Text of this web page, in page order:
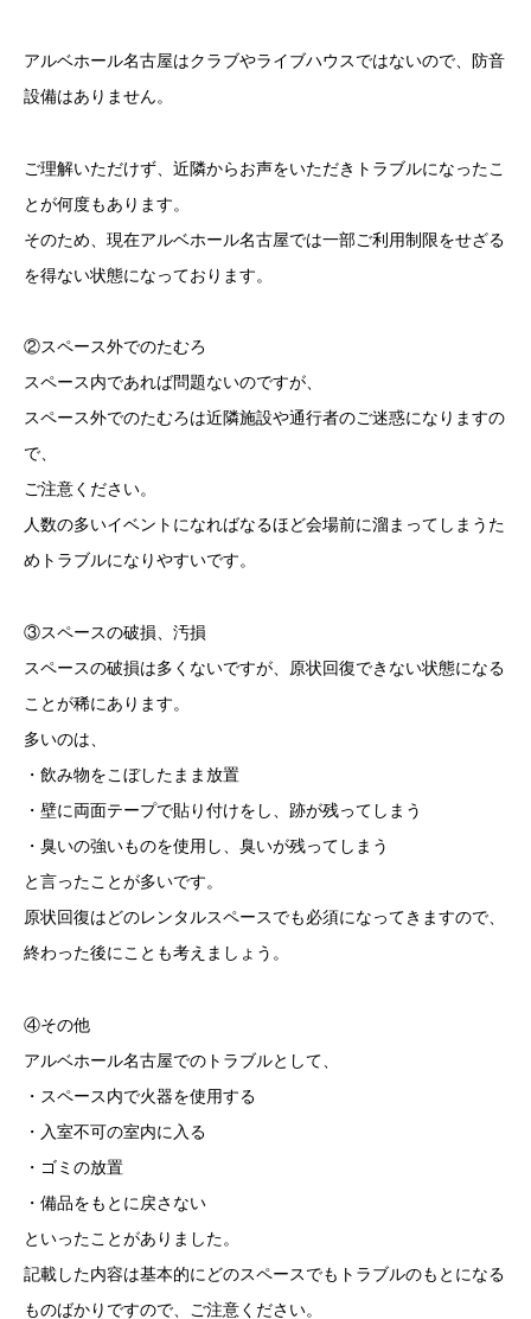
アルベホール名古屋はクラブやライブハウスではないので、防音
設備はありません。
ご理解いただけず、近隣からお声をいただきトラブルになったこ
とが何度もあります。
そのため、現在アルベホール名古屋では一部ご利用制限をせざる
を得ない状態になっております。
②スペース外でのたむろ
スペース内であれば問題ないのですが、
スペース外でのたむろは近隣施設や通行者のご迷惑になりますの
で、
ご注意ください。
人数の多いイベントになればなるほど会場前に溜まってしまうた
めトラブルになりやすいです。
③スペースの破損、汚損
スペースの破損は多くないですが、原状回復できない状態になる
ことが稀にあります。
多いのは、
・飲み物をこぼしたまま放置
・壁に両面テープで貼り付けをし、跡が残ってしまう
・臭いの強いものを使用し、臭いが残ってしまう
と言ったことが多いです。
原状回復はどのレンタルスペースでも必須になってきますので、
終わった後にことも考えましょう。
④その他
アルベホール名古屋でのトラブルとして、
・スペース内で火器を使用する
・入室不可の室内に入る
・ゴミの放置
・備品をもとに戻さない
といったことがありました。
記載した内容は基本的にどのスペースでもトラブルのもとになる
ものばかりですので、ご注意ください。